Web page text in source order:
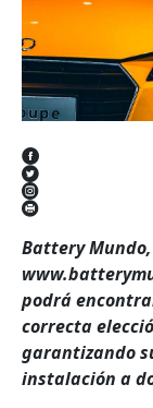
Battery
podrá
correcta
garantizando
instalación a